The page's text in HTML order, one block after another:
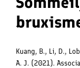
Kuang, B., Li, D.,
A. J. (2021).